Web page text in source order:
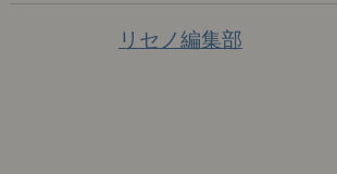
リセノ編集部